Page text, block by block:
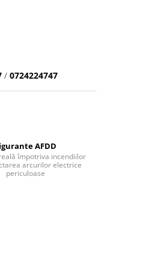
/ 0724224747
AFDD
împotriva incendiilor
arcurilor electrice
periculoase